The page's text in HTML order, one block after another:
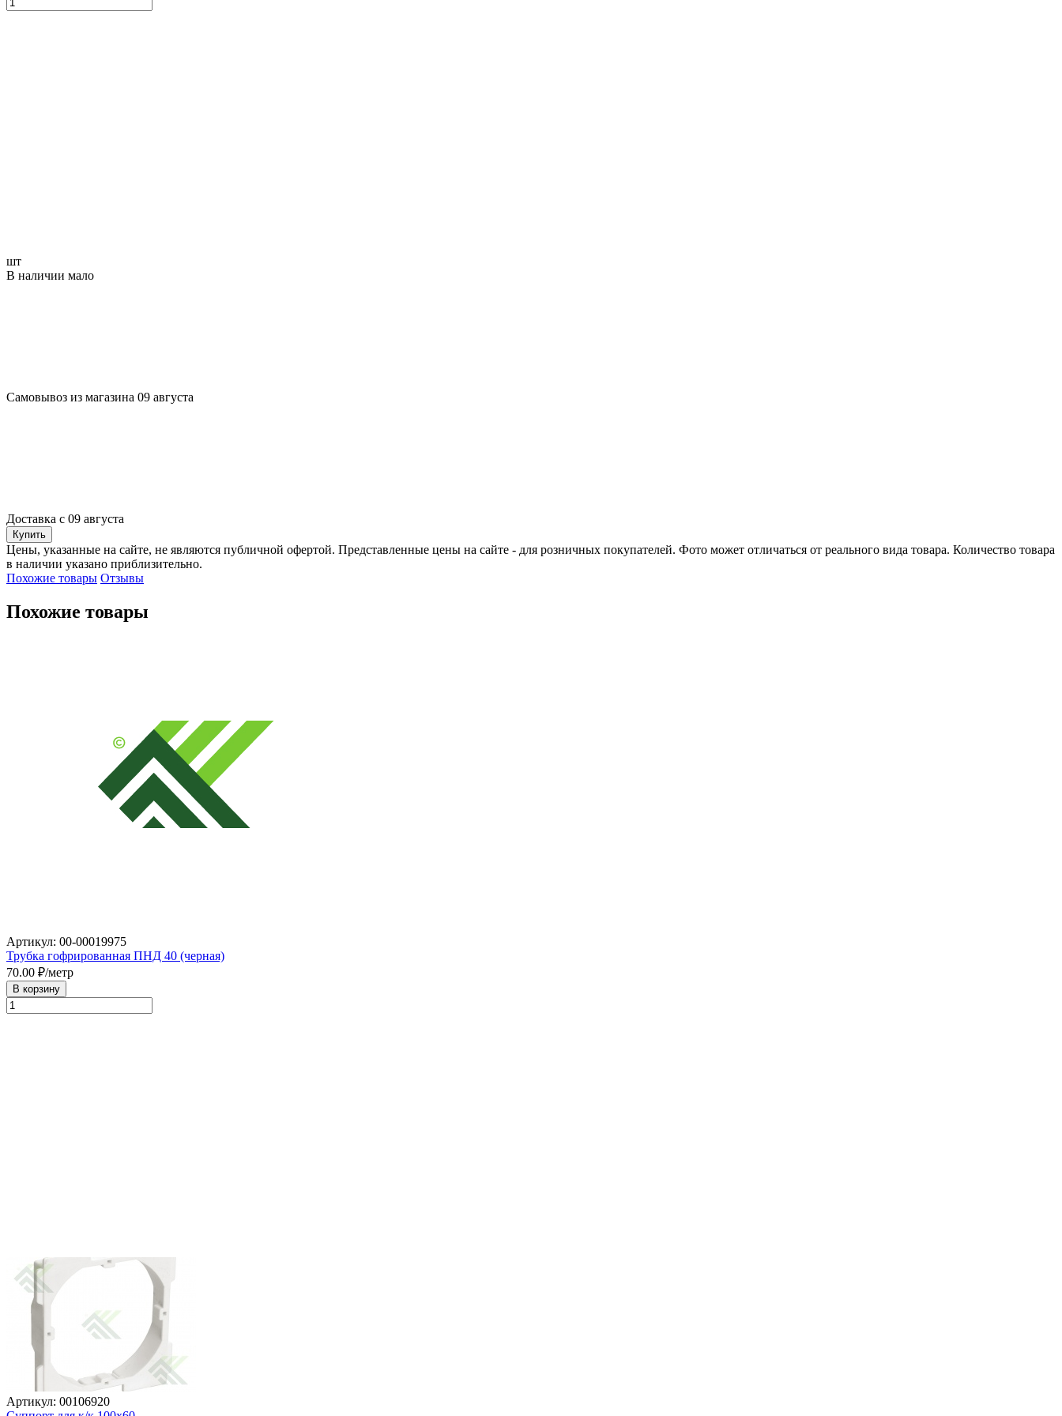
шт
В наличии мало
Самовывоз из магазина 09 августа
Доставка с 09 августа
Купить
Цены, указанные на сайте, не являются публичной офертой. Представленные цены на сайте - для розничных покупателей. Фото может отличаться от реального вида товара. Количество товара
в наличии указано приблизительно.
Похожие товары Отзывы
Похожие товары
Артикул: 00-00019975
Трубка гофрированная ПНД 40 (черная)
70.00 ₽/метр
В корзину
Артикул: 00106920